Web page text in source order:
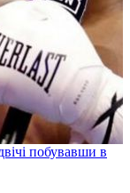
побувавши в